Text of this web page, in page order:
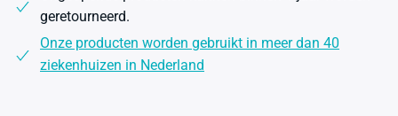
geretourneerd.
Onze producten worden gebruikt in meer dan 40
ziekenhuizen in Nederland